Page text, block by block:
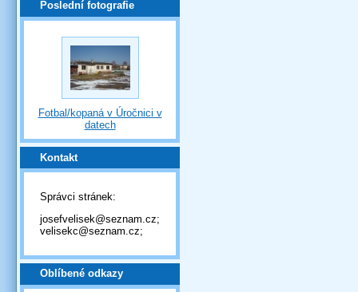
Poslední fotografie
Fotbal/kopaná v Úročnici v
datech
Kontakt
Správci stránek:
josefvelisek@seznam.cz;
velisekc@seznam.cz;
Oblíbené odkazy